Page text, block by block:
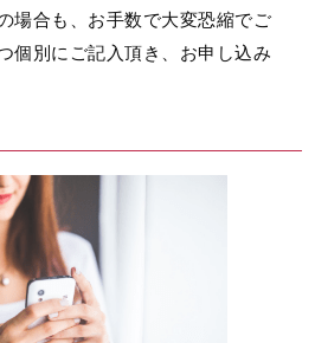
場合も、お手数で大変恐縮でご
個別にご記入頂き、お申し込み